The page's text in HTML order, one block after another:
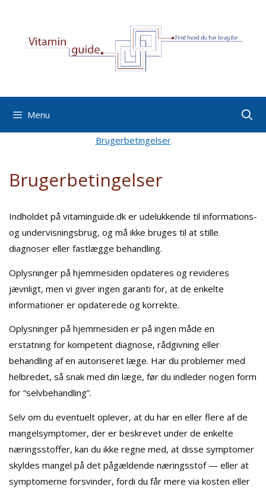
Menu
Brugerbetingelser
Brugerbetingelser
Indholdet på vitaminguide.dk er udelukkende til informations-
og undervisningsbrug, og må ikke bruges til at stille
diagnoser eller fastlægge behandling.
Oplysninger på hjemmesiden opdateres og revideres
jævnligt, men vi giver ingen garanti for, at de enkelte
informationer er opdaterede og korrekte.
Oplysninger på hjemmesiden er på ingen måde en
erstatning for kompetent diagnose, rådgivning eller
behandling af en autoriseret læge. Har du problemer med
helbredet, så snak med din læge, før du indleder nogen form
for “selvbehandling”.
Selv om du eventuelt oplever, at du har en eller flere af de
mangelsymptomer, der er beskrevet under de enkelte
næringsstoffer, kan du ikke regne med, at disse symptomer
skyldes mangel på det pågældende næringsstof — eller at
symptomerne forsvinder, fordi du får mere via kosten eller